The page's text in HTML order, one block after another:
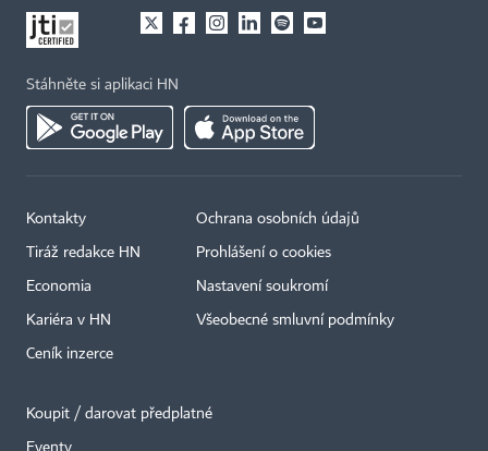
Stáhněte si aplikaci HN
Kontakty
Tiráž redakce HN
Economia
Kariéra v HN
Ceník inzerce
Ochrana osobních údajů
Prohlášení o cookies
Nastavení soukromí
Všeobecné smluvní podmínky
Koupit / darovat předplatné
Eventy